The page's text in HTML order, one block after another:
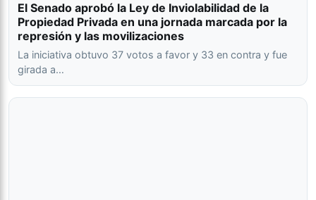
El Senado aprobó la Ley de Inviolabilidad de la
Propiedad Privada en una jornada marcada por la
represión y las movilizaciones
La iniciativa obtuvo 37 votos a favor y 33 en contra y fue
girada a…